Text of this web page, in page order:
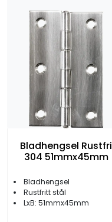
Bladhengsel Rustfri
304 51mmx45mm
Bladhengsel
Rustfritt stål
LxB: 51mmx45mm